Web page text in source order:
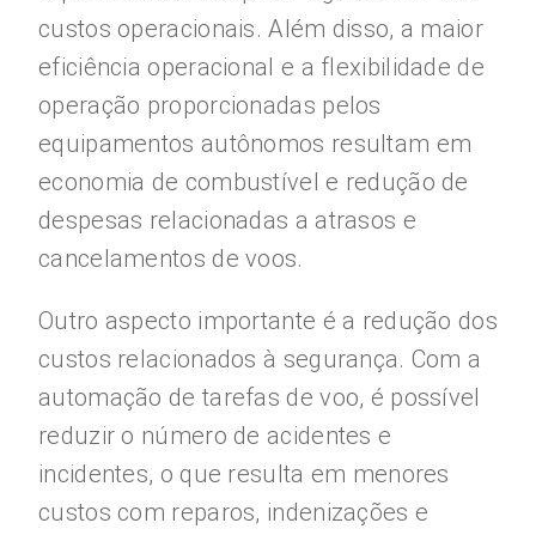
custos operacionais. Além disso, a maior
eficiência operacional e a flexibilidade de
operação proporcionadas pelos
equipamentos autônomos resultam em
economia de combustível e redução de
despesas relacionadas a atrasos e
cancelamentos de voos.
Outro aspecto importante é a redução dos
custos relacionados à segurança. Com a
automação de tarefas de voo, é possível
reduzir o número de acidentes e
incidentes, o que resulta em menores
custos com reparos, indenizações e